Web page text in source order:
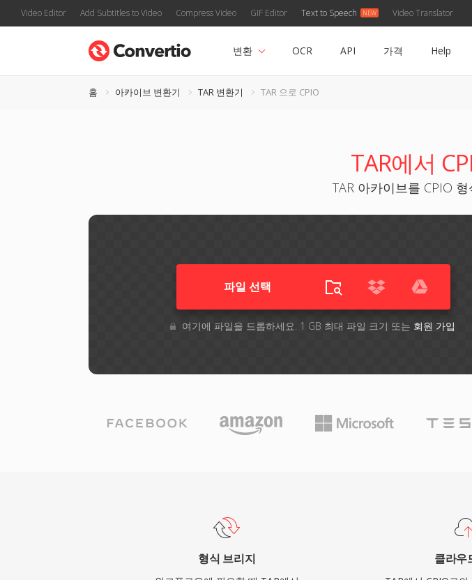
Video Editor Add Subtitles to Video Compress Video GIF Editor Text to Speech Video Translator
변환 OCR API 가격 Help
홈 아카이브 변환기 TAR 변환기 TAR 으로 CPIO
TAR에서
TAR 아카이브를 CPIO
파일 선택
여기에 파일을 드롭하세요. 1 GB 최대 파일 크기 또는 회원 가입
형식 브리지 클라우